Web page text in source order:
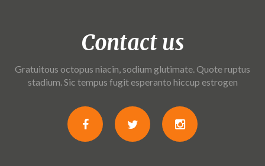
Contact us
Gratuitous octopus niacin, sodium glutimate. Quote ruptus
stadium. Sic tempus fugit esperanto hiccup estrogen